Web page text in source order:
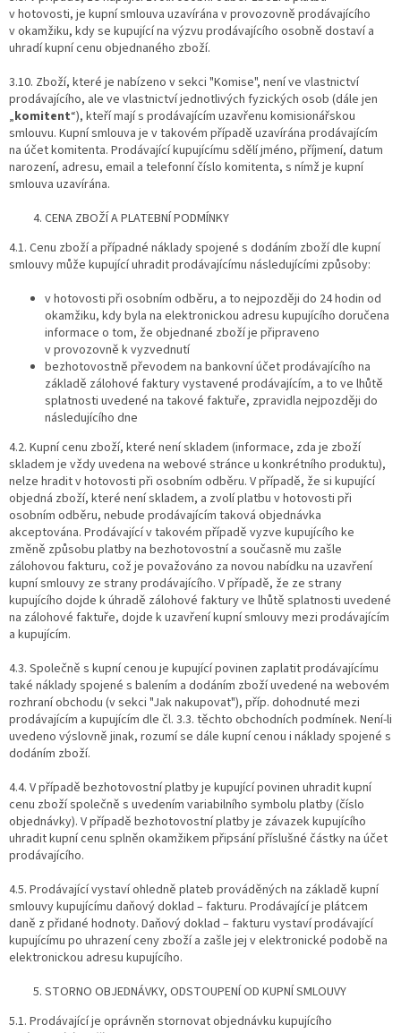
v hotovosti, je kupní smlouva uzavírána v provozovně prodávajícího
v okamžiku, kdy se kupující na výzvu prodávajícího osobně dostaví a
uhradí kupní cenu objednaného zboží.
3.10. Zboží, které je nabízeno v sekci "Komise", není ve vlastnictví
prodávajícího, ale ve vlastnictví jednotlivých fyzických osob (dále jen
„komitent“), kteří mají s prodávajícím uzavřenu komisionářskou
smlouvu. Kupní smlouva je v takovém případě uzavírána prodávajícím
na účet komitenta. Prodávající kupujícímu sdělí jméno, příjmení, datum
narození, adresu, email a telefonní číslo komitenta, s nímž je kupní
smlouva uzavírána.
CENA ZBOŽÍ A PLATEBNÍ PODMÍNKY
4.1. Cenu zboží a případné náklady spojené s dodáním zboží dle kupní
smlouvy může kupující uhradit prodávajícímu následujícími způsoby:
v hotovosti při osobním odběru, a to nejpozději do 24 hodin od
okamžiku, kdy byla na elektronickou adresu kupujícího doručena
informace o tom, že objednané zboží je připraveno
v provozovně k vyzvednutí
bezhotovostně převodem na bankovní účet prodávajícího na
základě zálohové faktury vystavené prodávajícím, a to ve lhůtě
splatnosti uvedené na takové faktuře, zpravidla nejpozději do
následujícího dne
4.2. Kupní cenu zboží, které není skladem (informace, zda je zboží
skladem je vždy uvedena na webové stránce u konkrétního produktu),
nelze hradit v hotovosti při osobním odběru. V případě, že si kupující
objedná zboží, které není skladem, a zvolí platbu v hotovosti při
osobním odběru, nebude prodávajícím taková objednávka
akceptována. Prodávající v takovém případě vyzve kupujícího ke
změně způsobu platby na bezhotovostní a současně mu zašle
zálohovou fakturu, což je považováno za novou nabídku na uzavření
kupní smlouvy ze strany prodávajícího. V případě, že ze strany
kupujícího dojde k úhradě zálohové faktury ve lhůtě splatnosti uvedené
na zálohové faktuře, dojde k uzavření kupní smlouvy mezi prodávajícím
a kupujícím.
4.3. Společně s kupní cenou je kupující povinen zaplatit prodávajícímu
také náklady spojené s balením a dodáním zboží uvedené na webovém
rozhraní obchodu (v sekci "Jak nakupovat"), příp. dohodnuté mezi
prodávajícím a kupujícím dle čl. 3.3. těchto obchodních podmínek. Není-li
uvedeno výslovně jinak, rozumí se dále kupní cenou i náklady spojené s
dodáním zboží.
4.4. V případě bezhotovostní platby je kupující povinen uhradit kupní
cenu zboží společně s uvedením variabilního symbolu platby (číslo
objednávky). V případě bezhotovostní platby je závazek kupujícího
uhradit kupní cenu splněn okamžikem připsání příslušné částky na účet
prodávajícího.
4.5. Prodávající vystaví ohledně plateb prováděných na základě kupní
smlouvy kupujícímu daňový doklad – fakturu. Prodávající je plátcem
daně z přidané hodnoty. Daňový doklad – fakturu vystaví prodávající
kupujícímu po uhrazení ceny zboží a zašle jej v elektronické podobě na
elektronickou adresu kupujícího.
STORNO OBJEDNÁVKY, ODSTOUPENÍ OD KUPNÍ SMLOUVY
5.1. Prodávající je oprávněn stornovat objednávku kupujícího